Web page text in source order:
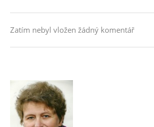
Zatím nebyl vložen žádný komentář